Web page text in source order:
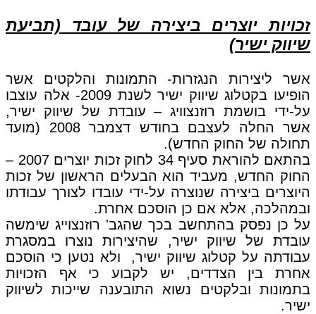
זכויות יוצרים ביצירה של עובד (תביעת
שיווק ישיר)
אשר ליצירות הנגזרות- התמונות והלקטים אשר
הופיעו בקטלוג שיווק ישיר לשנת 2009- אלה עוצבו
על-ידי בושמת רוזנצוויג – עובדת של שיווק ישיר,
אשר החלה לעצבם בחודש דצמבר 2008 (מועד
תחולה של החוק החדש).
בהתאם להוראת סעיף 34 לחוק זכות יוצרים 2007 –
החוק החדש, מעביד הוא הבעלים הראשון של זכות
היוצרים ביצירה שנוצרה על-ידי עובדו לצורך עבודתו
ובמהלכה, אלא אם כן הוסכם אחרת.
על כן נפסק בהתחשב בכך שהגב' רוזנצוייג שימשה
עובדת של שיווק ישיר, שהיצירות נוצרו במסגרת
עבודתה על קטלוג שיווק ישיר, ולא נטען כי הוסכם
אחרת בין הצדדים, יש לקבוע כי אף הזכויות
בתמונות ובלקטים נשוא התובענה שייכות לשיווק
ישיר.